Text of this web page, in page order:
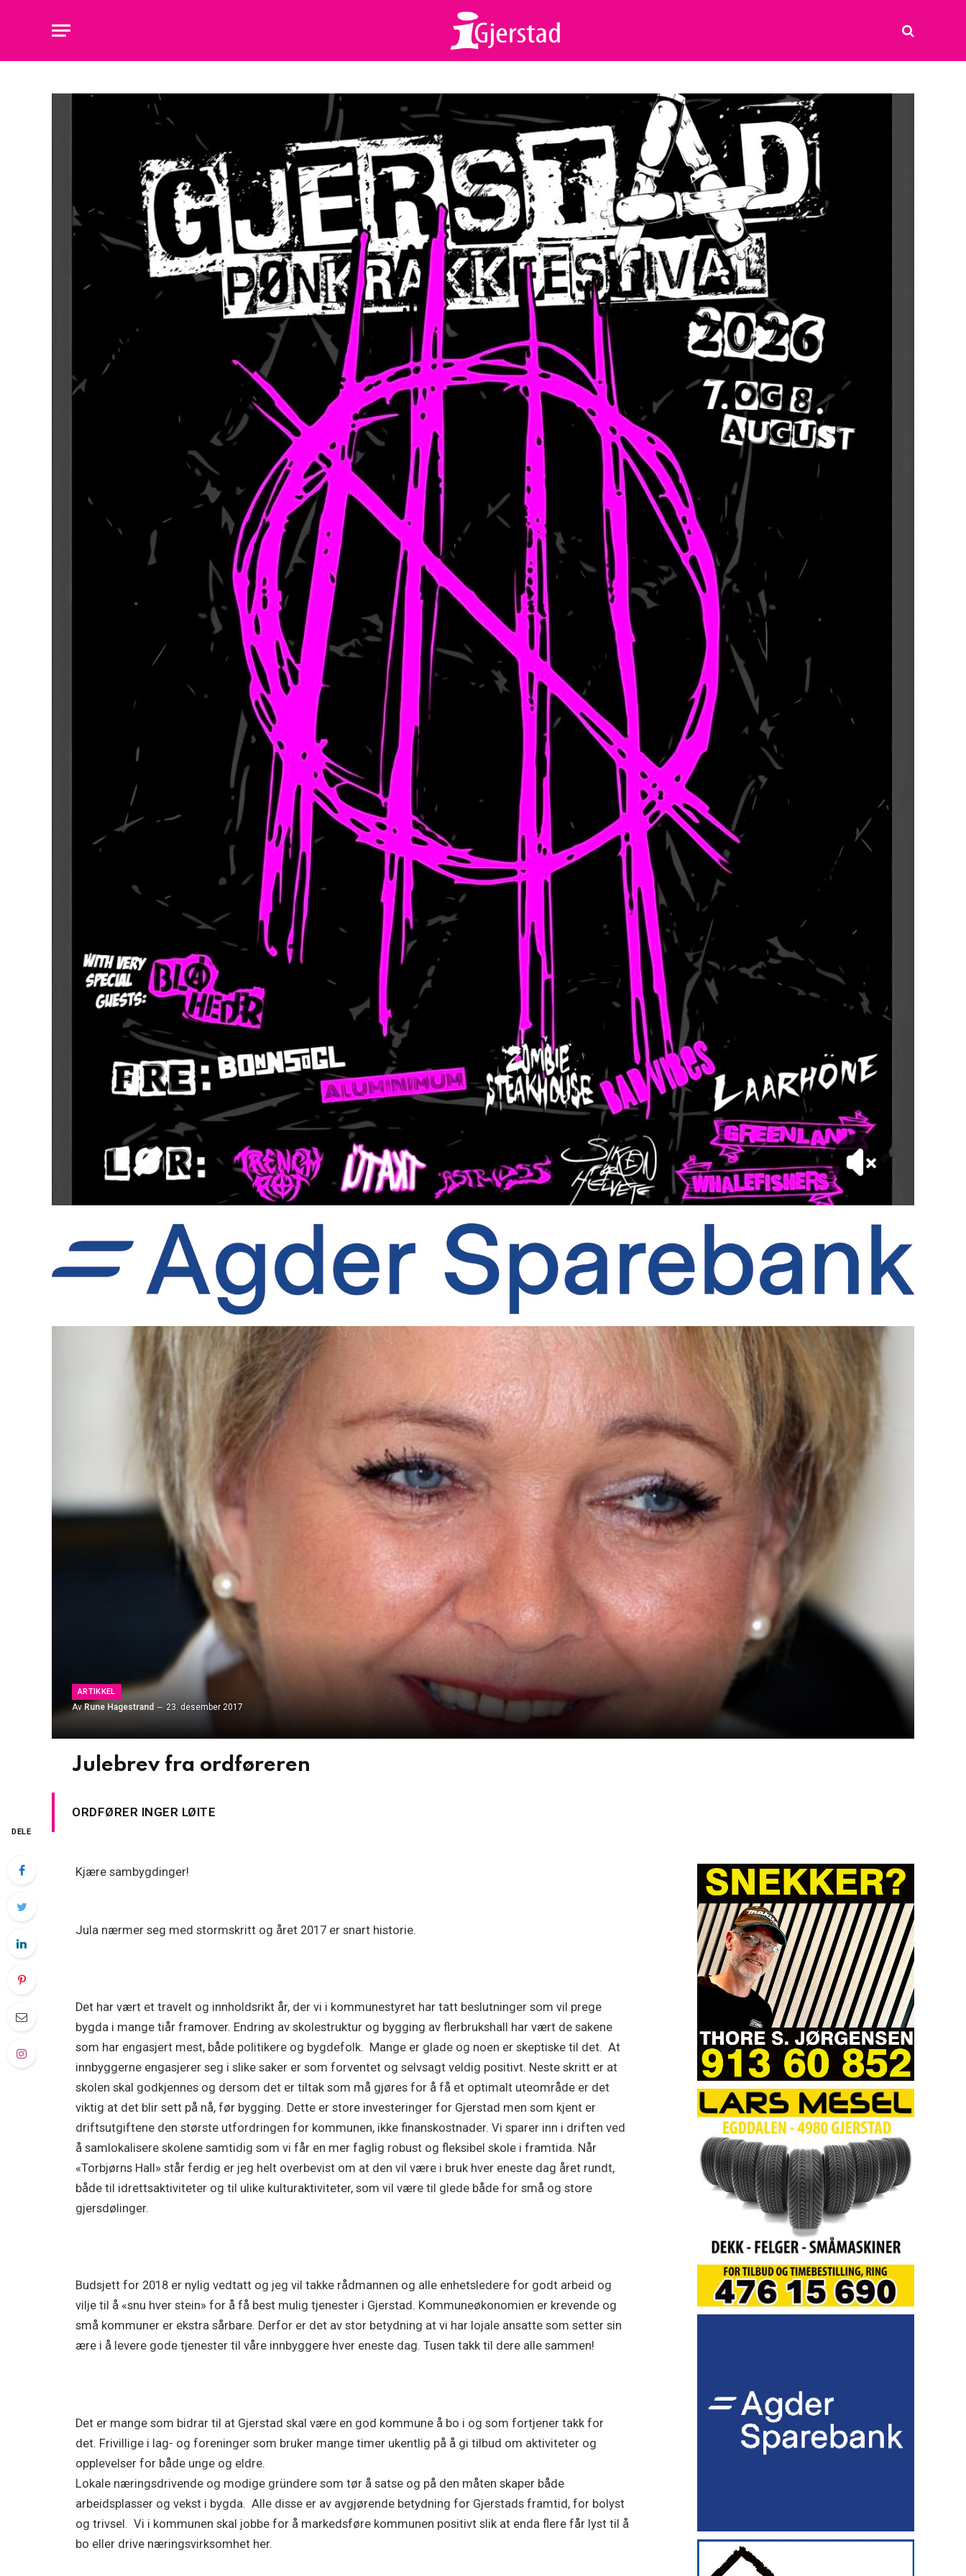
ARTIKKEL
Av Rune Hagestrand 23. desember 2017
Julebrev fra ordføreren
ORDFØRER INGER LØITE
DELE
Kjære sambygdinger!
Jula nærmer seg med stormskritt og året 2017 er snart historie.
Det har vært et travelt og innholdsrikt år, der vi i kommunestyret har tatt beslutninger som vil prege
bygda i mange tiår framover. Endring av skolestruktur og bygging av flerbrukshall har vært de sakene
som har engasjert mest, både politikere og bygdefolk. Mange er glade og noen er skeptiske til det. At
innbyggerne engasjerer seg i slike saker er som forventet og selvsagt veldig positivt. Neste skritt er at
skolen skal godkjennes og dersom det er tiltak som må gjøres for å få et optimalt uteområde er det
viktig at det blir sett på nå, før bygging. Dette er store investeringer for Gjerstad men som kjent er
driftsutgiftene den største utfordringen for kommunen, ikke finanskostnader. Vi sparer inn i driften ved
å samlokalisere skolene samtidig som vi får en mer faglig robust og fleksibel skole i framtida. Når
«Torbjørns Hall» står ferdig er jeg helt overbevist om at den vil være i bruk hver eneste dag året rundt,
både til idrettsaktiviteter og til ulike kulturaktiviteter, som vil være til glede både for små og store
gjersdølinger.
Budsjett for 2018 er nylig vedtatt og jeg vil takke rådmannen og alle enhetsledere for godt arbeid og
vilje til å «snu hver stein» for å få best mulig tjenester i Gjerstad. Kommuneøkonomien er krevende og
små kommuner er ekstra sårbare. Derfor er det av stor betydning at vi har lojale ansatte som setter sin
ære i å levere gode tjenester til våre innbyggere hver eneste dag. Tusen takk til dere alle sammen!
Det er mange som bidrar til at Gjerstad skal være en god kommune å bo i og som fortjener takk for
det. Frivillige i lag- og foreninger som bruker mange timer ukentlig på å gi tilbud om aktiviteter og
opplevelser for både unge og eldre.
Lokale næringsdrivende og modige gründere som tør å satse og på den måten skaper både
arbeidsplasser og vekst i bygda. Alle disse er av avgjørende betydning for Gjerstads framtid, for bolyst
og trivsel. Vi i kommunen skal jobbe for å markedsføre kommunen positivt slik at enda flere får lyst til å
bo eller drive næringsvirksomhet her.